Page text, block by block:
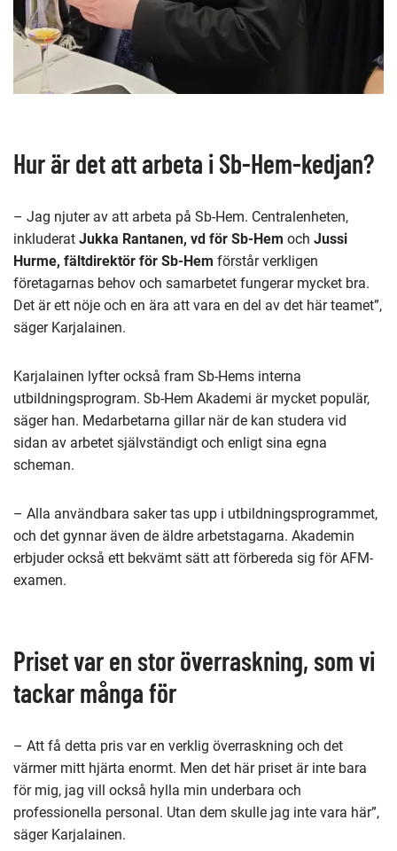
Hur är det att arbeta i Sb-Hem-kedjan?
– Jag njuter av att arbeta på Sb-Hem. Centralenheten,
inkluderat Jukka Rantanen, vd för Sb-Hem och Jussi
Hurme, fältdirektör för Sb-Hem förstår verkligen
företagarnas behov och samarbetet fungerar mycket bra.
Det är ett nöje och en ära att vara en del av det här teamet”,
säger Karjalainen.
Karjalainen lyfter också fram Sb-Hems interna
utbildningsprogram. Sb-Hem Akademi är mycket populär,
säger han. Medarbetarna gillar när de kan studera vid
sidan av arbetet självständigt och enligt sina egna
scheman.
– Alla användbara saker tas upp i utbildningsprogrammet,
och det gynnar även de äldre arbetstagarna. Akademin
erbjuder också ett bekvämt sätt att förbereda sig för AFM-
examen.
Priset var en stor överraskning, som vi
tackar många för
– Att få detta pris var en verklig överraskning och det
värmer mitt hjärta enormt. Men det här priset är inte bara
för mig, jag vill också hylla min underbara och
professionella personal. Utan dem skulle jag inte vara här”,
säger Karjalainen.